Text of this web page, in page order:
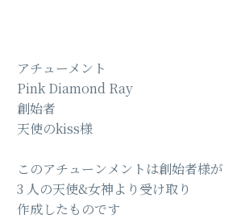
アチューメント
Pink Diamond Ray
創始者
天使のkiss様
このアチューンメントは創始者様が
3 人の天使&女神より受け取り
作成したものです